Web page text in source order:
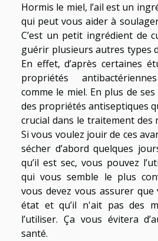
Hormis le miel, l’ail est un
qui peut vous aider à
C’est un petit ingrédient de
guérir plusieurs autres types
En effet, d’après certaines
propriétés
comme le miel. En plus de
des propriétés antiseptiques
crucial dans le traitement des
Si vous voulez jouir de ces
sécher d’abord quelques
qu’il est sec, vous pouvez
qui vous semble le plus
vous devez vous assurer
état et qu’il n'ait pas des
l’utiliser. Ça vous évitera
santé.